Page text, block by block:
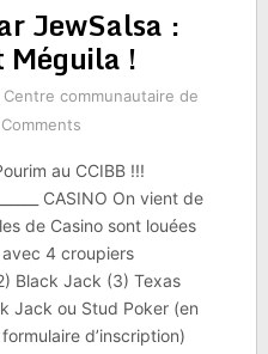
JewSalsa :
Méguila !
Centre communautaire de
au CCIBB !!!
CASINO On vient de
de Casino sont louées
4 croupiers
Black Jack (3) Texas
Jack ou Stud Poker (en
d’inscription)